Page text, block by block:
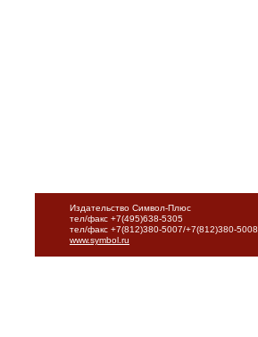
Издательство Символ-Плюс
тел/факс +7(495)638-5305
тел/факс +7(812)380-5007/+7(812)380-5008
www.symbol.ru